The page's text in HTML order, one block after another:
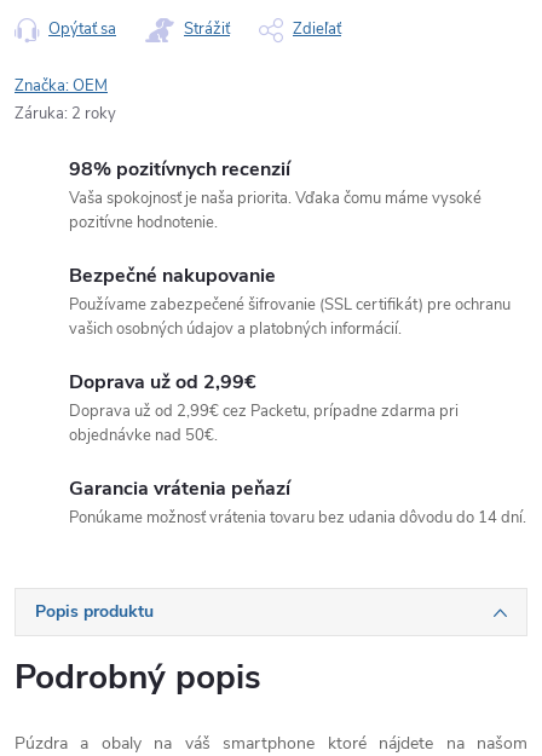
Opýtať sa Strážiť Zdieľať
Značka:OEM
Záruka: 2 roky
98% pozitívnych recenzií
Vaša spokojnosť je naša priorita. Vďaka čomu máme vysoké
pozitívne hodnotenie.
Bezpečné nakupovanie
Používame zabezpečené šifrovanie (SSL certifikát) pre ochranu
vašich osobných údajov a platobných informácií.
Doprava už od 2,99€
Doprava už od 2,99€ cez Packetu, prípadne zdarma pri
objednávke nad 50€.
Garancia vrátenia peňazí
Ponúkame možnosť vrátenia tovaru bez udania dôvodu do 14 dní.
Popis produktu
Podrobný popis
Púzdra a obaly na váš smartphone ktoré nájdete na našom